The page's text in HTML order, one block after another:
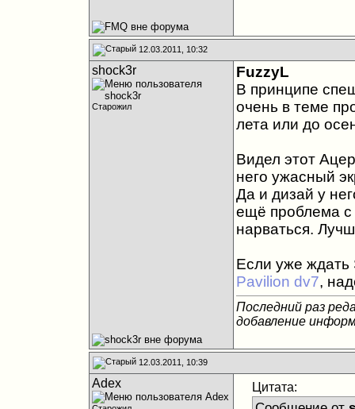
12.03.2011, 10:32
shock3r
Старожил
FuzzyL
В принципе
очень в теме
лета или до
Видел этот
него ужасный
Да и дизай у
ещё проблема с
нарваться.
Если уже ждать
Pavilion dv7,
Последний раз
добавление
12.03.2011, 10:39
Adex Цитата: